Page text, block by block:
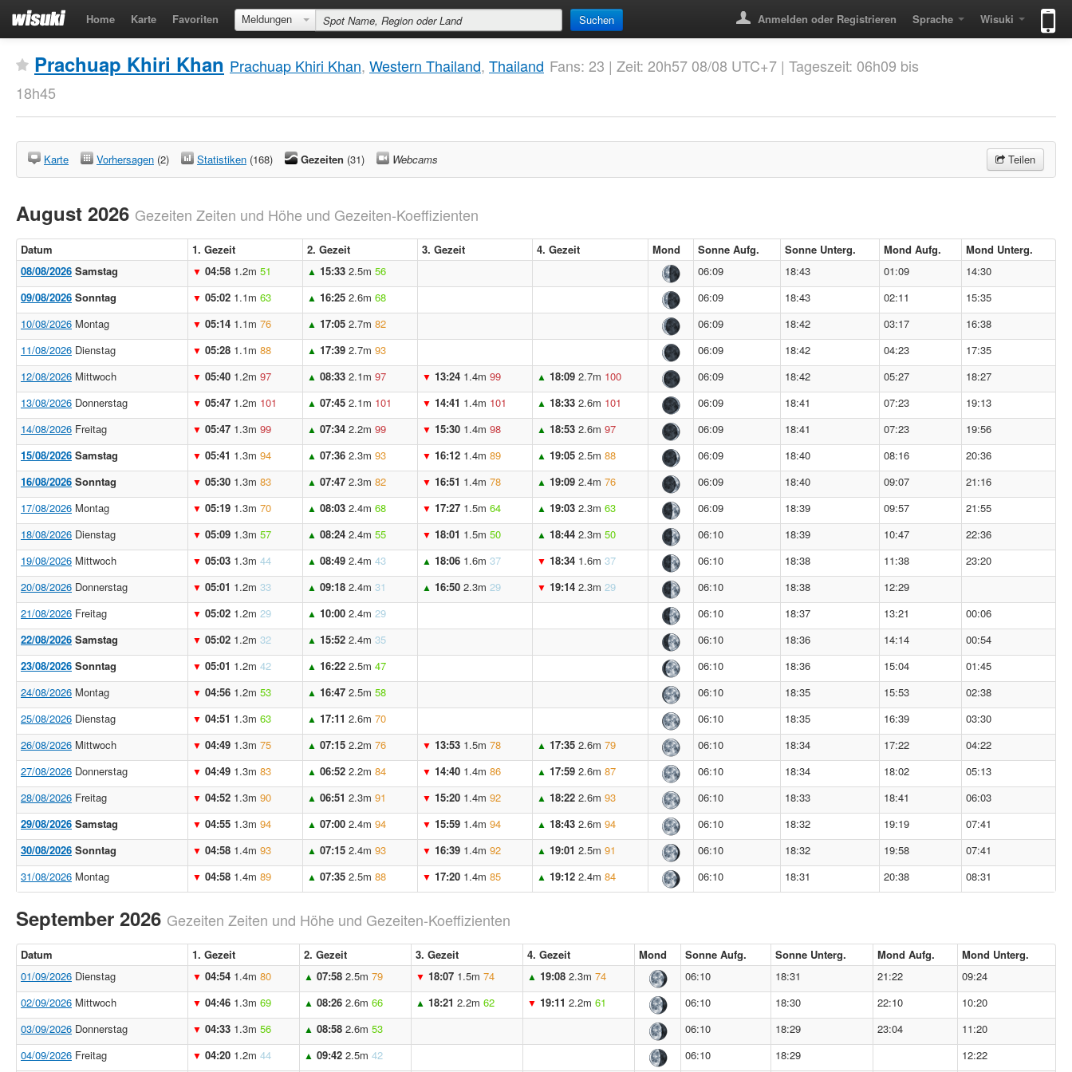
Home Karte Favoriten Meldungen Suchen Anmelden oder Registrieren Sprache Wisuki
Prachuap Khiri Khan Prachuap Khiri Khan, Western Thailand, Thailand Fans: 23 | Zeit: 20h57 08/08 UTC+7 | Tageszeit: 06h09 bis
18h45
Karte Vorhersagen (2) Statistiken (168) Gezeiten (31) Webcams Teilen
August 2026 Gezeiten Zeiten und Höhe und Gezeiten-Koeffizienten
Datum 1. Gezeit 2. Gezeit 3. Gezeit 4. Gezeit Mond Sonne Aufg. Sonne Unterg. Mond Aufg.
Mond Unterg.
08/08/2026 Samstag ▼ 04:58 1.2m 51 ▲ 15:33 2.5m 56 06:09 18:43 01:09
14:30
09/08/2026 Sonntag ▼ 05:02 1.1m 63 ▲ 16:25 2.6m 68 06:09 18:43 02:11
15:35
10/08/2026 Montag ▼ 05:14 1.1m 76 ▲ 17:05 2.7m 82 06:09 18:42 03:17
16:38
11/08/2026 Dienstag ▼ 05:28 1.1m 88 ▲ 17:39 2.7m 93 06:09 18:42 04:23
17:35
12/08/2026 Mittwoch ▼ 05:40 1.2m 97 ▲ 08:33 2.1m 97 ▼ 13:24 1.4m 99 ▲ 18:09 2.7m 100 06:09 18:42 05:27
18:27
13/08/2026 Donnerstag ▼ 05:47 1.2m 101 ▲ 07:45 2.1m 101 ▼ 14:41 1.4m 101 ▲ 18:33 2.6m 101 06:09 18:41 07:23
19:13
14/08/2026 Freitag ▼ 05:47 1.3m 99 ▲ 07:34 2.2m 99 ▼ 15:30 1.4m 98 ▲ 18:53 2.6m 97 06:09 18:41 07:23
19:56
15/08/2026 Samstag ▼ 05:41 1.3m 94 ▲ 07:36 2.3m 93 ▼ 16:12 1.4m 89 ▲ 19:05 2.5m 88 06:09 18:40 08:16
20:36
16/08/2026 Sonntag ▼ 05:30 1.3m 83 ▲ 07:47 2.3m 82 ▼ 16:51 1.4m 78 ▲ 19:09 2.4m 76 06:09 18:40 09:07
21:16
17/08/2026 Montag ▼ 05:19 1.3m 70 ▲ 08:03 2.4m 68 ▼ 17:27 1.5m 64 ▲ 19:03 2.3m 63 06:09 18:39 09:57
21:55
18/08/2026 Dienstag ▼ 05:09 1.3m 57 ▲ 08:24 2.4m 55 ▼ 18:01 1.5m 50 ▲ 18:44 2.3m 50 06:10 18:39 10:47
22:36
19/08/2026 Mittwoch ▼ 05:03 1.3m 44 ▲ 08:49 2.4m 43 ▲ 18:06 1.6m 37 ▼ 18:34 1.6m 37 06:10 18:38 11:38
23:20
20/08/2026 Donnerstag ▼ 05:01 1.2m 33 ▲ 09:18 2.4m 31 ▲ 16:50 2.3m 29 ▼ 19:14 2.3m 29 06:10 18:38
12:29
21/08/2026 Freitag ▼ 05:02 1.2m 29 ▲ 10:00 2.4m 29 06:10 18:37 13:21
00:06
22/08/2026 Samstag ▼ 05:02 1.2m 32 ▲ 15:52 2.4m 35 06:10 18:36 14:14
00:54
23/08/2026 Sonntag ▼ 05:01 1.2m 42 ▲ 16:22 2.5m 47 06:10 18:36 15:04
01:45
24/08/2026 Montag ▼ 04:56 1.2m 53 ▲ 16:47 2.5m 58 06:10 18:35 15:53
02:38
25/08/2026 Dienstag ▼ 04:51 1.3m 63 ▲ 17:11 2.6m 70 06:10 18:35 16:39
03:30
26/08/2026 Mittwoch ▼ 04:49 1.3m 75 ▲ 07:15 2.2m 76 ▼ 13:53 1.5m 78 ▲ 17:35 2.6m 79 06:10 18:34 17:22
04:22
27/08/2026 Donnerstag ▼ 04:49 1.3m 83 ▲ 06:52 2.2m 84 ▼ 14:40 1.4m 86 ▲ 17:59 2.6m 87 06:10 18:34 18:02
05:13
28/08/2026 Freitag ▼ 04:52 1.3m 90 ▲ 06:51 2.3m 91 ▼ 15:20 1.4m 92 ▲ 18:22 2.6m 93 06:10 18:33 18:41
06:03
29/08/2026 Samstag ▼ 04:55 1.3m 94 ▲ 07:00 2.4m 94 ▼ 15:59 1.4m 94 ▲ 18:43 2.6m 94 06:10 18:32 19:19
07:41
30/08/2026 Sonntag ▼ 04:58 1.4m 93 ▲ 07:15 2.4m 93 ▼ 16:39 1.4m 92 ▲ 19:01 2.5m 91 06:10 18:32 19:58
07:41
31/08/2026 Montag ▼ 04:58 1.4m 89 ▲ 07:35 2.5m 88 ▼ 17:20 1.4m 85 ▲ 19:12 2.4m 84 06:10 18:31 20:38 08:31
September 2026 Gezeiten Zeiten und Höhe und Gezeiten-Koeffizienten
Datum 1. Gezeit 2. Gezeit 3. Gezeit 4. Gezeit Mond Sonne Aufg. Sonne Unterg. Mond Aufg.
Mond Unterg.
01/09/2026 Dienstag ▼ 04:54 1.4m 80 ▲ 07:58 2.5m 79 ▼ 18:07 1.5m 74 ▲ 19:08 2.3m 74 06:10 18:31 21:22
09:24
02/09/2026 Mittwoch ▼ 04:46 1.3m 69 ▲ 08:26 2.6m 66 ▲ 18:21 2.2m 62 ▼ 19:11 2.2m 61 06:10 18:30 22:10
10:20
03/09/2026 Donnerstag ▼ 04:33 1.3m 56 ▲ 08:58 2.6m 53 06:10 18:29 23:04
11:20
04/09/2026 Freitag ▼ 04:20 1.2m 44 ▲ 09:42 2.5m 42 06:10 18:29 12:22